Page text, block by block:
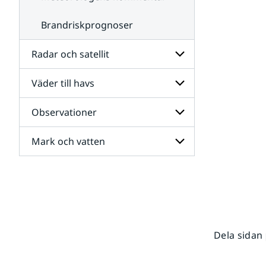
Brandriskprognoser
Radar och satellit
Undersidor
för
Radar
och
satellit
Väder till havs
Undersidor
för
Väder
till
havs
Observationer
Undersidor
för
Mark och vatten
Dela sidan